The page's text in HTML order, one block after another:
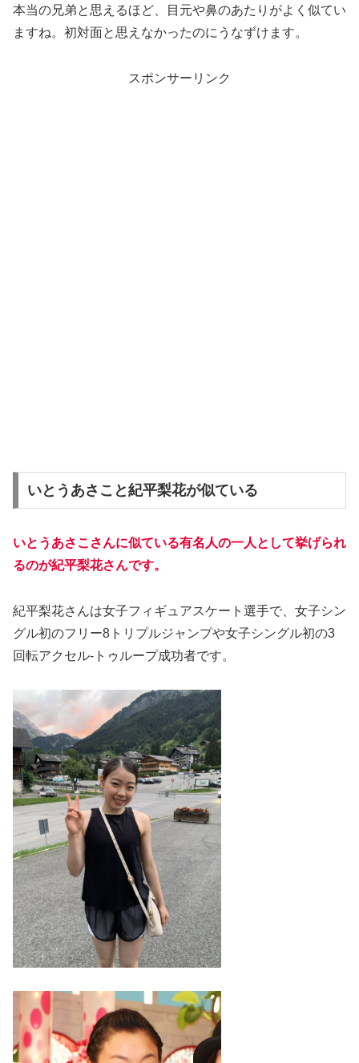
本当の兄弟と思えるほど、目元や鼻のあたりがよく似てい
ますね。初対面と思えなかったのにうなずけます。
スポンサーリンク
いとうあさこと紀平梨花が似ている
いとうあさこさんに似ている有名人の一人として挙げられ
るのが紀平梨花さんです。
紀平梨花さんは女子フィギュアスケート選手で、女子シン
グル初のフリー8トリプルジャンプや女子シングル初の3
回転アクセル‐トゥループ成功者です。